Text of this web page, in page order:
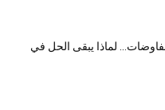
لماذا يبقى الحل في